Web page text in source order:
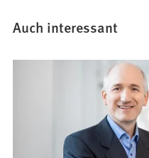
Auch interessant